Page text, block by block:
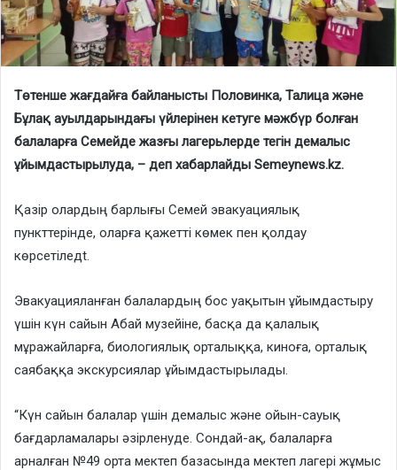
Төтенше жағдайға байланысты Половинка, Талица және
Бұлақ ауылдарындағы үйлерінен кетуге мәжбүр болған
балаларға Семейде жазғы лагерьлерде тегін демалыс
ұйымдастырылуда, – деп хабарлайды Semeynews.kz.
Қазір олардың барлығы Семей эвакуациялық
пункттерінде, оларға қажетті көмек пен қолдау
көрсетілeдt.
Эвакуацияланған балалардың бос уақытын ұйымдастыру
үшін күн сайын Абай музейіне, басқа да қалалық
мұражайларға, биологиялық орталыққа, киноға, орталық
саябаққа экскурсиялар ұйымдастырылады.
“Күн сайын балалар үшін демалыс және ойын-сауық
бағдарламалары әзірленуде. Сондай-ақ, балаларға
арналған №49 орта мектеп базасында мектеп лагері жұмыс